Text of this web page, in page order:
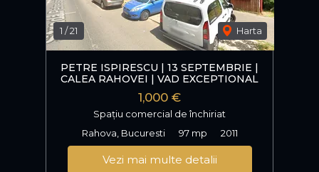
1 /21 Harta
PETRE ISPIRESCU | 13 SEPTEMBRIE |
CALEA RAHOVEI | VAD EXCEPTIONAL
1,000 €
Spațiu comercial de închiriat
Rahova, Bucuresti
97 mp 2011
Vezi mai multe detalii